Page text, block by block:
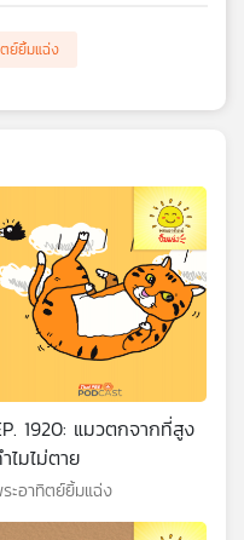
ย์ยิ้มแฉ่ง
1920: แมวตกจากที่สูง
ไมไม่ตาย
ะอาทิตย์ยิ้มแฉ่ง